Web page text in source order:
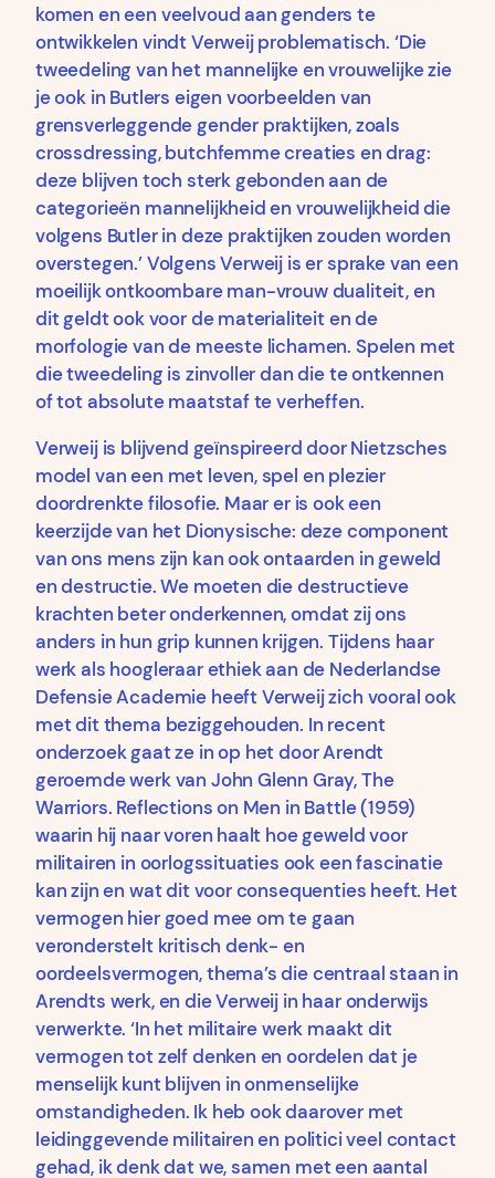
komen en een veelvoud aan genders te
ontwikkelen vindt Verweij problematisch. ‘Die
tweedeling van het mannelijke en vrouwelijke zie
je ook in Butlers eigen voorbeelden van
grensverleggende gender praktijken, zoals
crossdressing, butchfemme creaties en drag:
deze blijven toch sterk gebonden aan de
categorieën mannelijkheid en vrouwelijkheid die
volgens Butler in deze praktijken zouden worden
overstegen.’ Volgens Verweij is er sprake van een
moeilijk ontkoombare man-vrouw dualiteit, en
dit geldt ook voor de materialiteit en de
morfologie van de meeste lichamen. Spelen met
die tweedeling is zinvoller dan die te ontkennen
of tot absolute maatstaf te verheffen.
Verweij is blijvend geïnspireerd door Nietzsches
model van een met leven, spel en plezier
doordrenkte filosofie. Maar er is ook een
keerzijde van het Dionysische: deze component
van ons mens zijn kan ook ontaarden in geweld
en destructie. We moeten die destructieve
krachten beter onderkennen, omdat zij ons
anders in hun grip kunnen krijgen. Tijdens haar
werk als hoogleraar ethiek aan de Nederlandse
Defensie Academie heeft Verweij zich vooral ook
met dit thema beziggehouden. In recent
onderzoek gaat ze in op het door Arendt
geroemde werk van John Glenn Gray, The
Warriors. Reflections on Men in Battle (1959)
waarin hij naar voren haalt hoe geweld voor
militairen in oorlogssituaties ook een fascinatie
kan zijn en wat dit voor consequenties heeft. Het
vermogen hier goed mee om te gaan
veronderstelt kritisch denk- en
oordeelsvermogen, thema’s die centraal staan in
Arendts werk, en die Verweij in haar onderwijs
verwerkte. ‘In het militaire werk maakt dit
vermogen tot zelf denken en oordelen dat je
menselijk kunt blijven in onmenselijke
omstandigheden. Ik heb ook daarover met
leidinggevende militairen en politici veel contact
gehad, ik denk dat we, samen met een aantal